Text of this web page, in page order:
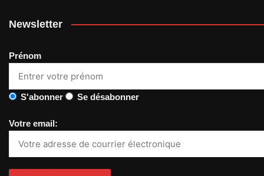
Newsletter
Prénom
S'abonner Se désabonner
Votre email: